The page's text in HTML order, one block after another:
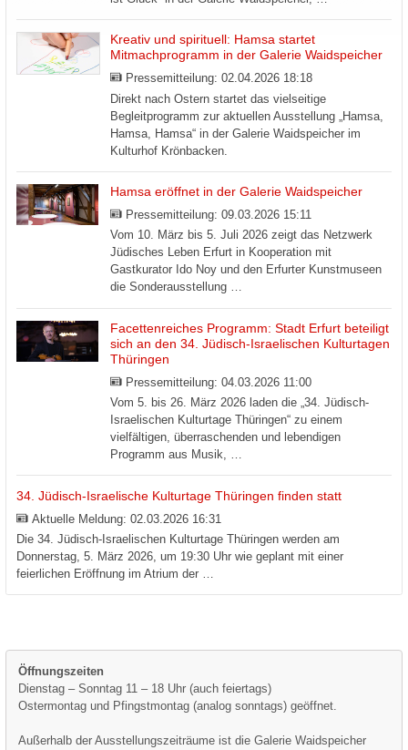
Kreativ und spirituell: Hamsa startet
Mitmachprogramm in der Galerie Waidspeicher
Pressemitteilung: 02.04.2026 18:18
Direkt nach Ostern startet das vielseitige
Begleitprogramm zur aktuellen Ausstellung „Hamsa,
Hamsa, Hamsa“ in der Galerie Waidspeicher im
Kulturhof Krönbacken.
Hamsa eröffnet in der Galerie Waidspeicher
Pressemitteilung: 09.03.2026 15:11
Vom 10. März bis 5. Juli 2026 zeigt das Netzwerk
Jüdisches Leben Erfurt in Kooperation mit
Gastkurator Ido Noy und den Erfurter Kunstmuseen
die Sonderausstellung …
Facettenreiches Programm: Stadt Erfurt beteiligt
sich an den 34. Jüdisch-Israelischen Kulturtagen
Thüringen
Pressemitteilung: 04.03.2026 11:00
Vom 5. bis 26. März 2026 laden die „34. Jüdisch-
Israelischen Kulturtage Thüringen“ zu einem
vielfältigen, überraschenden und lebendigen
Programm aus Musik, …
34. Jüdisch-Israelische Kulturtage Thüringen finden statt
Aktuelle Meldung: 02.03.2026 16:31
Die 34. Jüdisch-Israelischen Kulturtage Thüringen werden am
Donnerstag, 5. März 2026, um 19:30 Uhr wie geplant mit einer
feierlichen Eröffnung im Atrium der …
Öffnungszeiten
Dienstag – Sonntag 11 – 18 Uhr (auch feiertags)
Ostermontag und Pfingstmontag (analog sonntags) geöffnet.
Außerhalb der Ausstellungszeiträume ist die Galerie Waidspeicher